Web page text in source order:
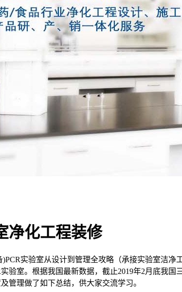
净化工程装修
实验室从设计到管理全攻略（承接实验室洁
室。根据我国最新数据，截止2019年2月底我国
管理做了如下总结，供大家交流学习。